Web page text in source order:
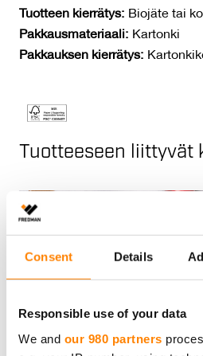
Consent Details
Responsible use of your data
We and our 980 partners
Tuotteen kierrätys: Biojäte tai
Pakkausmateriaali: Kartonki
Pakkauksen kierrätys:
Tuotteeseen liittyvät
Resepti: Possu-